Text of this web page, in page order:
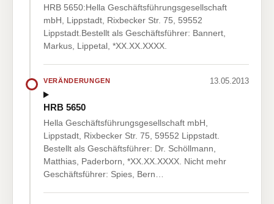
HRB 5650:Hella Geschäftsführungsgesellschaft
mbH, Lippstadt, Rixbecker Str. 75, 59552
Lippstadt.Bestellt als Geschäftsführer: Bannert,
Markus, Lippetal, *XX.XX.XXXX.
VERÄNDERUNGEN 13.05.2013
HRB 5650
Hella Geschäftsführungsgesellschaft mbH,
Lippstadt, Rixbecker Str. 75, 59552 Lippstadt.
Bestellt als Geschäftsführer: Dr. Schöllmann,
Matthias, Paderborn, *XX.XX.XXXX. Nicht mehr
Geschäftsführer: Spies, Bern…